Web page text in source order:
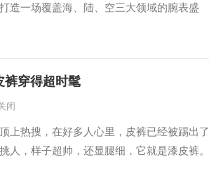
造一场覆盖海、陆、空三大领域的腕表盛
裤穿得超时髦
闭
上热搜，在好多人心里，皮裤已经被踢出了
人，样子超帅，还显腿细，它就是漆皮裤。